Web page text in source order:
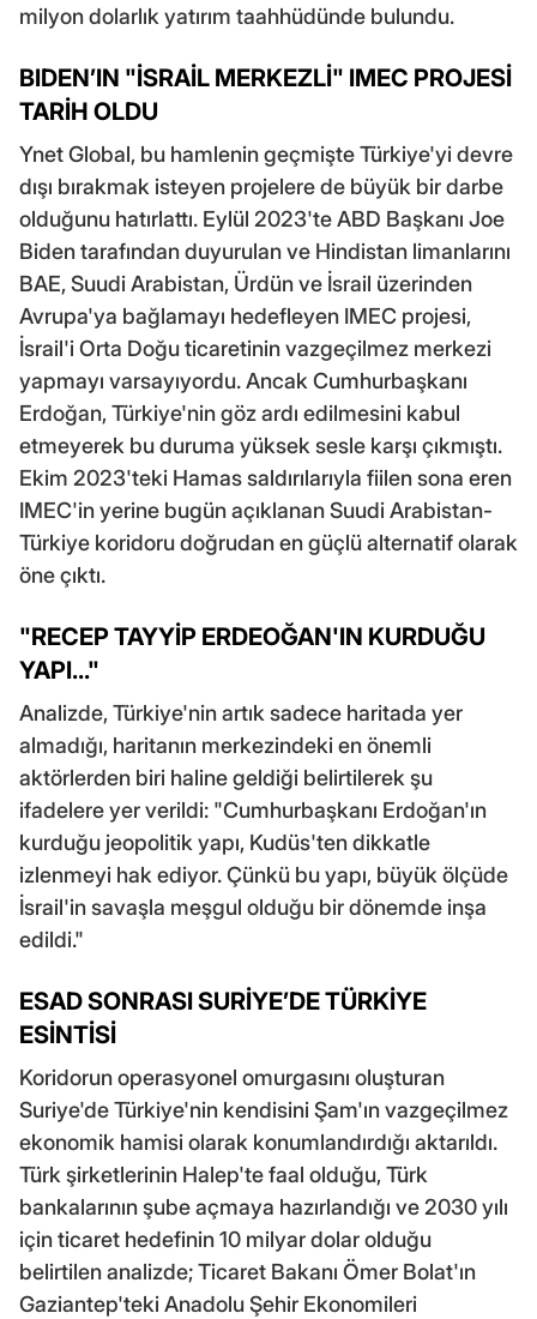
milyon dolarlık yatırım taahhüdünde bulundu.
BIDEN’IN "İSRAİL MERKEZLİ" IMEC PROJESİ
TARİH OLDU
Ynet Global, bu hamlenin geçmişte Türkiye'yi devre
dışı bırakmak isteyen projelere de büyük bir darbe
olduğunu hatırlattı. Eylül 2023'te ABD Başkanı Joe
Biden tarafından duyurulan ve Hindistan limanlarını
BAE, Suudi Arabistan, Ürdün ve İsrail üzerinden
Avrupa'ya bağlamayı hedefleyen IMEC projesi,
İsrail'i Orta Doğu ticaretinin vazgeçilmez merkezi
yapmayı varsayıyordu. Ancak Cumhurbaşkanı
Erdoğan, Türkiye'nin göz ardı edilmesini kabul
etmeyerek bu duruma yüksek sesle karşı çıkmıştı.
Ekim 2023'teki Hamas saldırılarıyla fiilen sona eren
IMEC'in yerine bugün açıklanan Suudi Arabistan-
Türkiye koridoru doğrudan en güçlü alternatif olarak
öne çıktı.
"RECEP TAYYİP ERDEOĞAN'IN KURDUĞU
YAPI..."
Analizde, Türkiye'nin artık sadece haritada yer
almadığı, haritanın merkezindeki en önemli
aktörlerden biri haline geldiği belirtilerek şu
ifadelere yer verildi: "Cumhurbaşkanı Erdoğan'ın
kurduğu jeopolitik yapı, Kudüs'ten dikkatle
izlenmeyi hak ediyor. Çünkü bu yapı, büyük ölçüde
İsrail'in savaşla meşgul olduğu bir dönemde inşa
edildi."
ESAD SONRASI SURİYE’DE TÜRKİYE
ESİNTİSİ
Koridorun operasyonel omurgasını oluşturan
Suriye'de Türkiye'nin kendisini Şam'ın vazgeçilmez
ekonomik hamisi olarak konumlandırdığı aktarıldı.
Türk şirketlerinin Halep'te faal olduğu, Türk
bankalarının şube açmaya hazırlandığı ve 2030 yılı
için ticaret hedefinin 10 milyar dolar olduğu
belirtilen analizde; Ticaret Bakanı Ömer Bolat'ın
Gaziantep'teki Anadolu Şehir Ekonomileri